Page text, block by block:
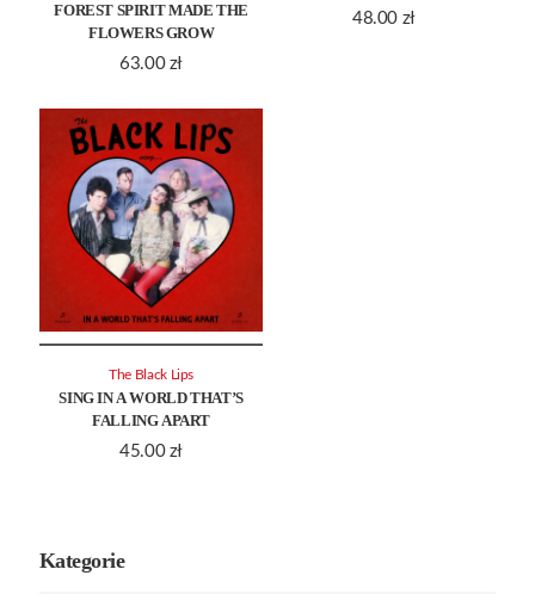
FOREST SPIRIT MADE THE
FLOWERS GROW
63.00 zł
48.00 zł
SING IN A WORLD THAT’S
FALLING APART
45.00 zł
The Black Lips
Kategorie